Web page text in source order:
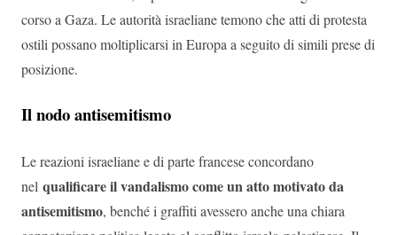
corso a Gaza. Le autorità israeliane temono che atti di protesta
ostili possano moltiplicarsi in Europa a seguito di simili prese di
posizione.
Il nodo antisemitismo
Le reazioni israeliane e di parte francese concordano
nel qualificare il vandalismo come un atto motivato da
antisemitismo, benché i graffiti avessero anche una chiara